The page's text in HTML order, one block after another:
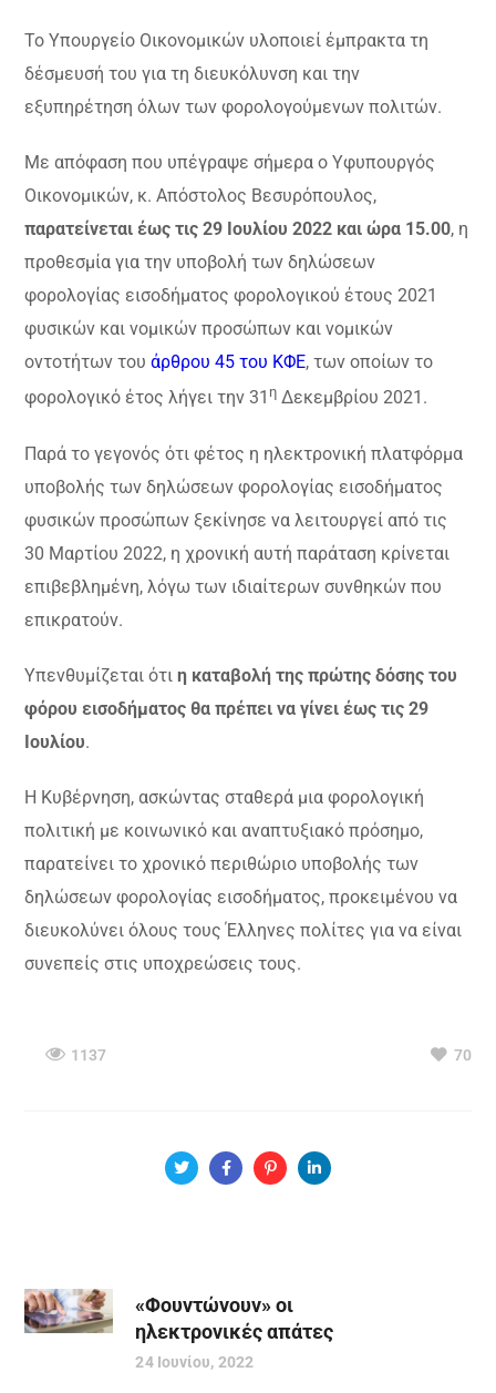
Το Υπουργείο Οικονομικών υλοποιεί έμπρακτα τη
δέσμευσή του για τη διευκόλυνση και την
εξυπηρέτηση όλων των φορολογούμενων πολιτών.
Με απόφαση που υπέγραψε σήμερα ο Υφυπουργός
Οικονομικών, κ. Απόστολος Βεσυρόπουλος,
παρατείνεται έως τις 29 Ιουλίου 2022 και ώρα 15.00, η
προθεσμία για την υποβολή των δηλώσεων
φορολογίας εισοδήματος φορολογικού έτους 2021
φυσικών και νομικών προσώπων και νομικών
οντοτήτων τουάρθρου 45 του ΚΦΕ, των οποίων το
φορολογικό έτος λήγει την 31 η Δεκεμβρίου 2021.
Παρά το γεγονός ότι φέτος η ηλεκτρονική πλατφόρμα
υποβολής των δηλώσεων φορολογίας εισοδήματος
φυσικών προσώπων ξεκίνησε να λειτουργεί από τις
30 Μαρτίου 2022, η χρονική αυτή παράταση κρίνεται
επιβεβλημένη, λόγω των ιδιαίτερων συνθηκών που
επικρατούν.
Υπενθυμίζεται ότιη καταβολή της πρώτης δόσης του
φόρου εισοδήματος θα πρέπει να γίνει έως τις 29
Ιουλίου.
Η Κυβέρνηση, ασκώντας σταθερά μια φορολογική
πολιτική με κοινωνικό και αναπτυξιακό πρόσημο,
παρατείνει το χρονικό περιθώριο υποβολής των
δηλώσεων φορολογίας εισοδήματος, προκειμένου να
διευκολύνει όλους τους Έλληνες πολίτες για να είναι
συνεπείς στις υποχρεώσεις τους.
1137 70
«Φουντώνουν» οι
ηλεκτρονικές απάτες
24 Ιουνίου, 2022